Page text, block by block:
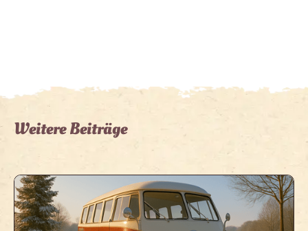
Weitere Beiträge